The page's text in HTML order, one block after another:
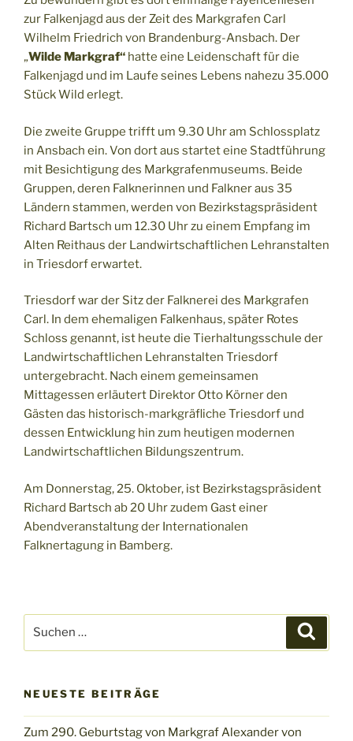
zur Falkenjagd aus der Zeit des Markgrafen Carl
Wilhelm Friedrich von Brandenburg-Ansbach. Der
„Wilde Markgraf“ hatte eine Leidenschaft für die
Falkenjagd und im Laufe seines Lebens nahezu 35.000
Stück Wild erlegt.
Die zweite Gruppe trifft um 9.30 Uhr am Schlossplatz
in Ansbach ein. Von dort aus startet eine Stadtführung
mit Besichtigung des Markgrafenmuseums. Beide
Gruppen, deren Falknerinnen und Falkner aus 35
Ländern stammen, werden von Bezirkstagspräsident
Richard Bartsch um 12.30 Uhr zu einem Empfang im
Alten Reithaus der Landwirtschaftlichen Lehranstalten
in Triesdorf erwartet.
Triesdorf war der Sitz der Falknerei des Markgrafen
Carl. In dem ehemaligen Falkenhaus, später Rotes
Schloss genannt, ist heute die Tierhaltungsschule der
Landwirtschaftlichen Lehranstalten Triesdorf
untergebracht. Nach einem gemeinsamen
Mittagessen erläutert Direktor Otto Körner den
Gästen das historisch-markgräfliche Triesdorf und
dessen Entwicklung hin zum heutigen modernen
Landwirtschaftlichen Bildungszentrum.
Am Donnerstag, 25. Oktober, ist Bezirkstagspräsident
Richard Bartsch ab 20 Uhr zudem Gast einer
Abendveranstaltung der Internationalen
Falknertagung in Bamberg.
nach:
NEUESTE BEITRÄGE
Zum 290. Geburtstag von Markgraf Alexander von